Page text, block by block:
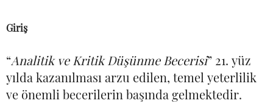
Giriş
“Analitik ve Kritik Düşünme Becerisi” 21. yüz
yılda kazanılması arzu edilen, temel yeterlilik
ve önemli becerilerin başında gelmektedir.